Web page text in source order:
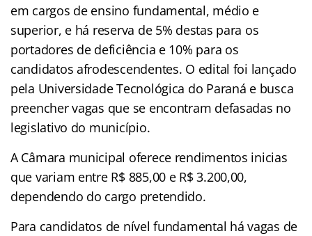
em cargos de ensino fundamental, médio e
superior, e há reserva de 5% destas para os
portadores de deficiência e 10% para os
candidatos afrodescendentes. O edital foi lançado
pela Universidade Tecnológica do Paraná e busca
preencher vagas que se encontram defasadas no
legislativo do município.
A Câmara municipal oferece rendimentos inicias
que variam entre R$ 885,00 e R$ 3.200,00,
dependendo do cargo pretendido.
Para candidatos de nível fundamental há vagas de